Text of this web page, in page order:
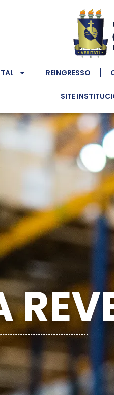
REINGRESSO
SITE